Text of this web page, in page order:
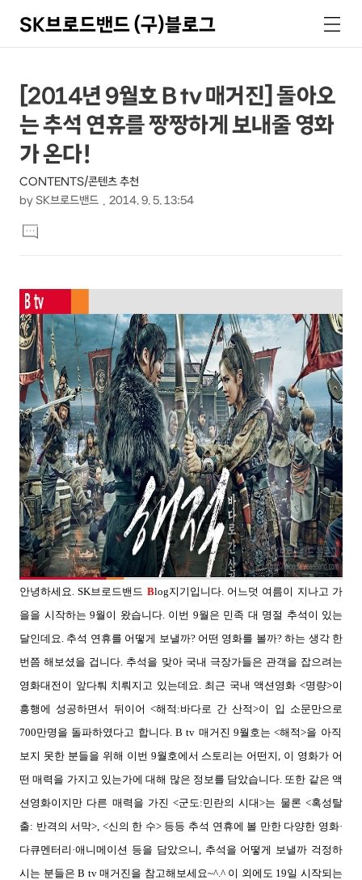
SK브로드밴드 (구)블로그
색
메
뉴
상
세
컨
텐
츠
본
문
제
목
[2014년 9월호 B tv 매거진] 돌아오
는 추석 연휴를 짱짱하게 보내줄 영화
가 온다!
CONTENTS/콘텐츠 추천
by SK브로드밴드 2014. 9. 5. 13:54
문
댓
글
안녕하세요. SK브로드밴드 Blog지기입니다. 어느덧 여름이 지나고 가
을을 시작하는 9월이 왔습니다. 이번 9월은 민족 대 명절 추석이 있는
달인데요. 추석 연휴를 어떻게 보낼까? 어떤 영화를 볼까?하는 생각 한
번쯤 해보셨을 겁니다. 추석을 맞아 국내 극장가들은 관객을 잡으려는
영화대전이 앞다퉈 치뤄지고 있는데요. 최근 국내 액션영화 <명량>이
흥행에 성공하면서 뒤이어 <해적:바다로 간 산적>이 입 소문만으로
700만명을 돌파하였다고 합니다. B tv 매거진9월호는 <해적>을 아직
보지 못한 분들을 위해 이번 9월호에서 스토리는 어떤지, 이 영화가 어
떤 매력을 가지고 있는가에 대해 많은 정보를 담았습니다. 또한 같은 액
션영화이지만 다른 매력을 가진<군도:민란의 시대>는 물론<혹성탈
출: 반격의 서막>, <신의 한 수> 등등 추석 연휴에 볼 만한 다양한 영화·
다큐멘터리·애니메이션 등을 담았으니, 추석을 어떻게 보낼까 걱정하
시는 분들은 B tv 매거진을 참고해보세요~^.^ 이 외에도 19일 시작되는